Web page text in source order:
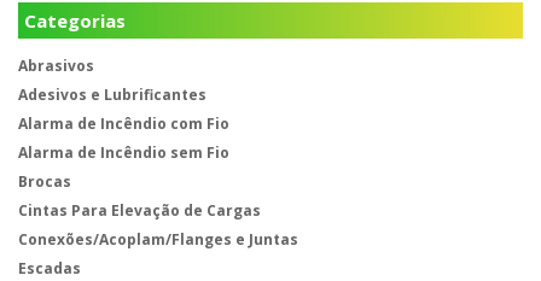
Categorias
Abrasivos
Adesivos e Lubrificantes
Alarma de Incêndio com Fio
Alarma de Incêndio sem Fio
Brocas
Cintas Para Elevação de Cargas
Conexões/Acoplam/Flanges e Juntas
Escadas